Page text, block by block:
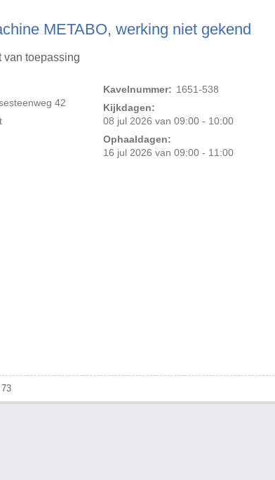
METABO, werking niet gekend
van toepassing
42
Kavelnummer: 1651-538
Kijkdagen:
08 jul 2026 van 09:00 - 10:00
Ophaaldagen:
16 jul 2026 van 09:00 - 11:00